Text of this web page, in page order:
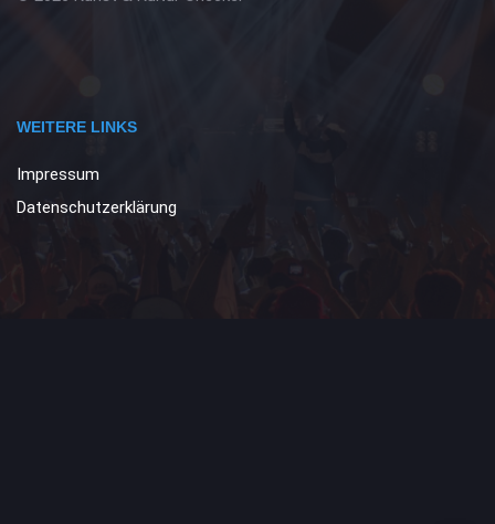
WEITERE LINKS
Impressum
Datenschutzerklärung